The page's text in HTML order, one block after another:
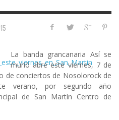
La banda grancanaria Así se
murióabre este viernes, 7 de
de conciertos de Nosolorock de
verano, por segundo año
de San Martín Centro de